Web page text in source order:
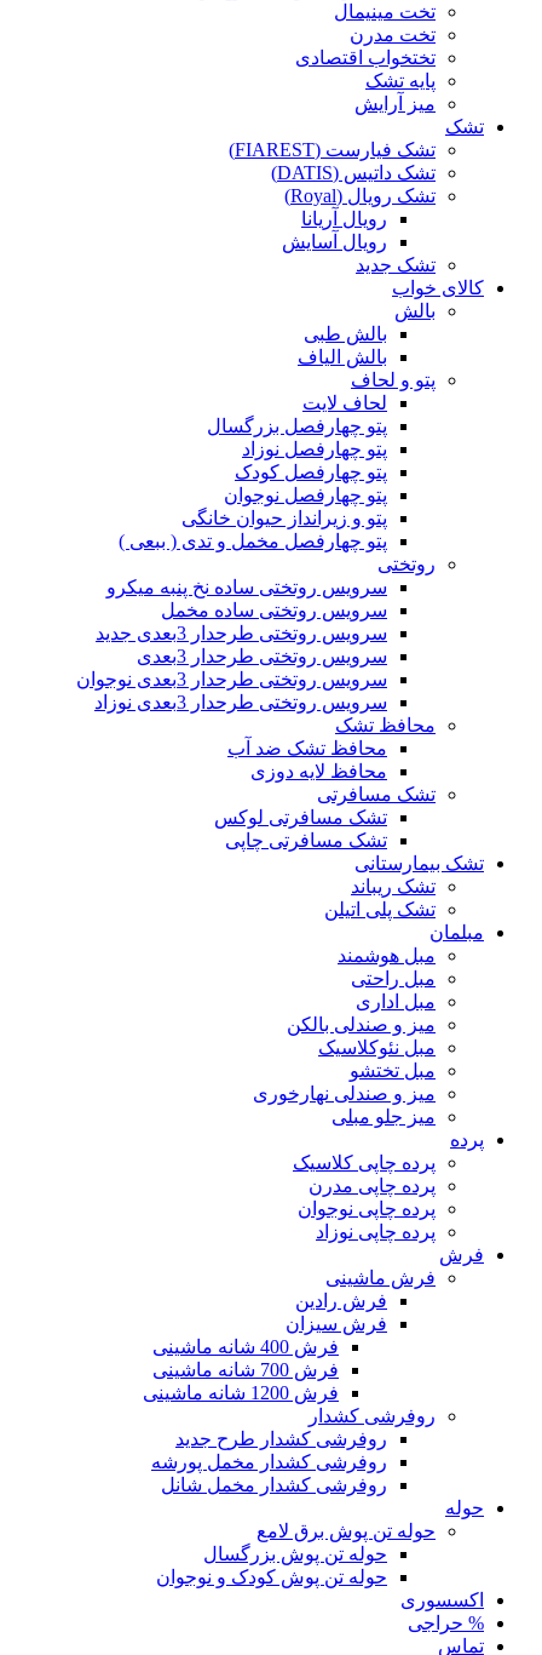
تخت مینیمال
تخت مدرن
تختخواب اقتصادی
پایه تشک
میز آرایش
تشک
تشک فیارست (FIAREST)
تشک داتیس (DATIS)
تشک رویال (Royal)
رویال آریانا
رویال آسایش
تشک جدید
کالای خواب
بالش
بالش طبی
بالش الیاف
پتو و لحاف
لحاف لایت
پتو چهارفصل بزرگسال
پتو چهارفصل نوزاد
پتو چهارفصل کودک
پتو چهارفصل نوجوان
پتو و زیرانداز حیوان خانگی
پتو چهارفصل مخمل و تدی ( ببعی )
روتختی
سرویس روتختی ساده نخ پنبه میکرو
سرویس روتختی ساده مخمل
سرویس روتختی طرحدار 3بعدی جدید
سرویس روتختی طرحدار 3بعدی
سرویس روتختی طرحدار 3بعدی نوجوان
سرویس روتختی طرحدار 3بعدی نوزاد
محافظ تشک
محافظ تشک ضد آب
محافظ لایه دوزی
تشک مسافرتی
تشک مسافرتی لوکس
تشک مسافرتی چاپی
تشک بیمارستانی
تشک ریباند
تشک پلی اتیلن
مبلمان
مبل هوشمند
مبل راحتی
مبل اداری
میز و صندلی بالکن
مبل نئوکلاسیک
مبل تختشو
میز و صندلی نهارخوری
میز جلو مبلی
پرده
پرده چاپی کلاسیک
پرده چاپی مدرن
پرده چاپی نوجوان
پرده چاپی نوزاد
فرش
فرش ماشینی
فرش رادین
فرش سیزان
فرش 400 شانه ماشینی
فرش 700 شانه ماشینی
فرش 1200 شانه ماشینی
روفرشی کشدار
روفرشی کشدار طرح جدید
روفرشی کشدار مخمل پورشه
روفرشی کشدار مخمل شانل
حوله
حوله تن پوش برق لامع
حوله تن پوش بزرگسال
حوله تن پوش کودک و نوجوان
اکسسوری
% حراجی
تماس